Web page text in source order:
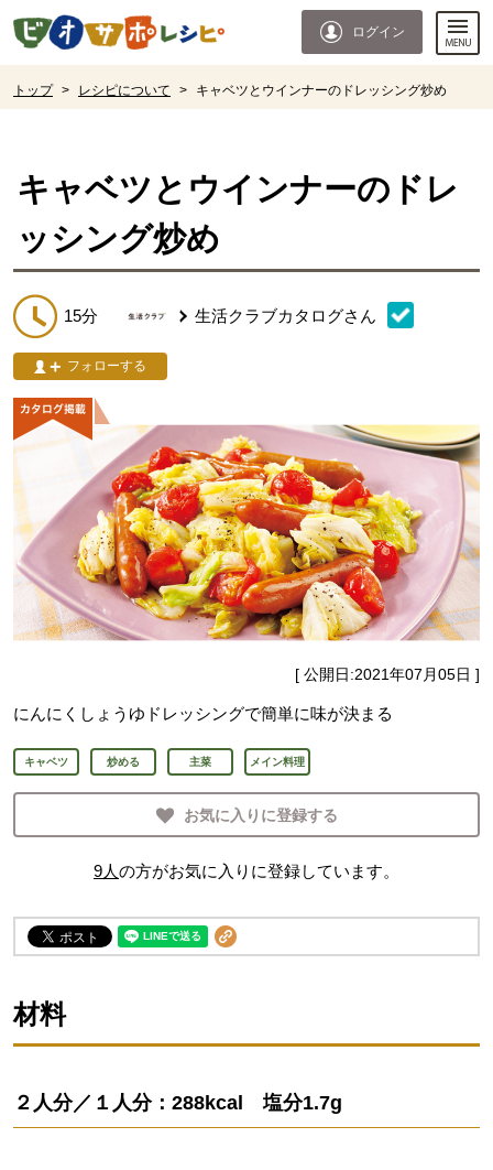
ページの先頭です。
ログイン
トップ > レシピについて > キャベツとウインナーのドレッシング炒め
キャベツとウインナーのドレ
ッシング炒め
15分 生活クラブカタログさん
フォローする
[ 公開日:2021年07月05日 ]
にんにくしょうゆドレッシングで簡単に味が決まる
キャベツ 炒める 主菜 メイン料理
お気に入りに登録する
9人の方がお気に入りに登録しています。
材料
２人分／１人分：288kcal 塩分1.7g